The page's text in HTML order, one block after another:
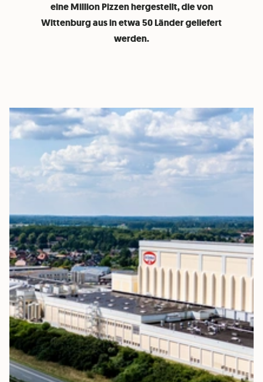
eine Million Pizzen hergestellt, die von
Wittenburg aus in etwa 50 Länder geliefert
werden.